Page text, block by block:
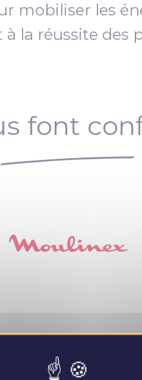
mobiliser les
à la réussite des
font